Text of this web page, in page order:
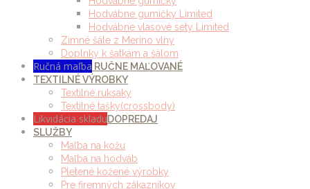
Hodvábne gumičky Limited
Hodvábne vlasové sety Limited
Zimné šále z Merino vlny
Doplnky k šatkám a šálom
Ručná maľba RUČNE MAĽOVANÉ
TEXTILNÉ VÝROBKY
Textilné ruksaky
Textilné tašky(crossbody)
Likvidácia skladuDOPREDAJ
SLUŽBY
Maľba na kožu
Maľba na hodváb
Pletené kožené výrobky
Pre firemných zákazníkov